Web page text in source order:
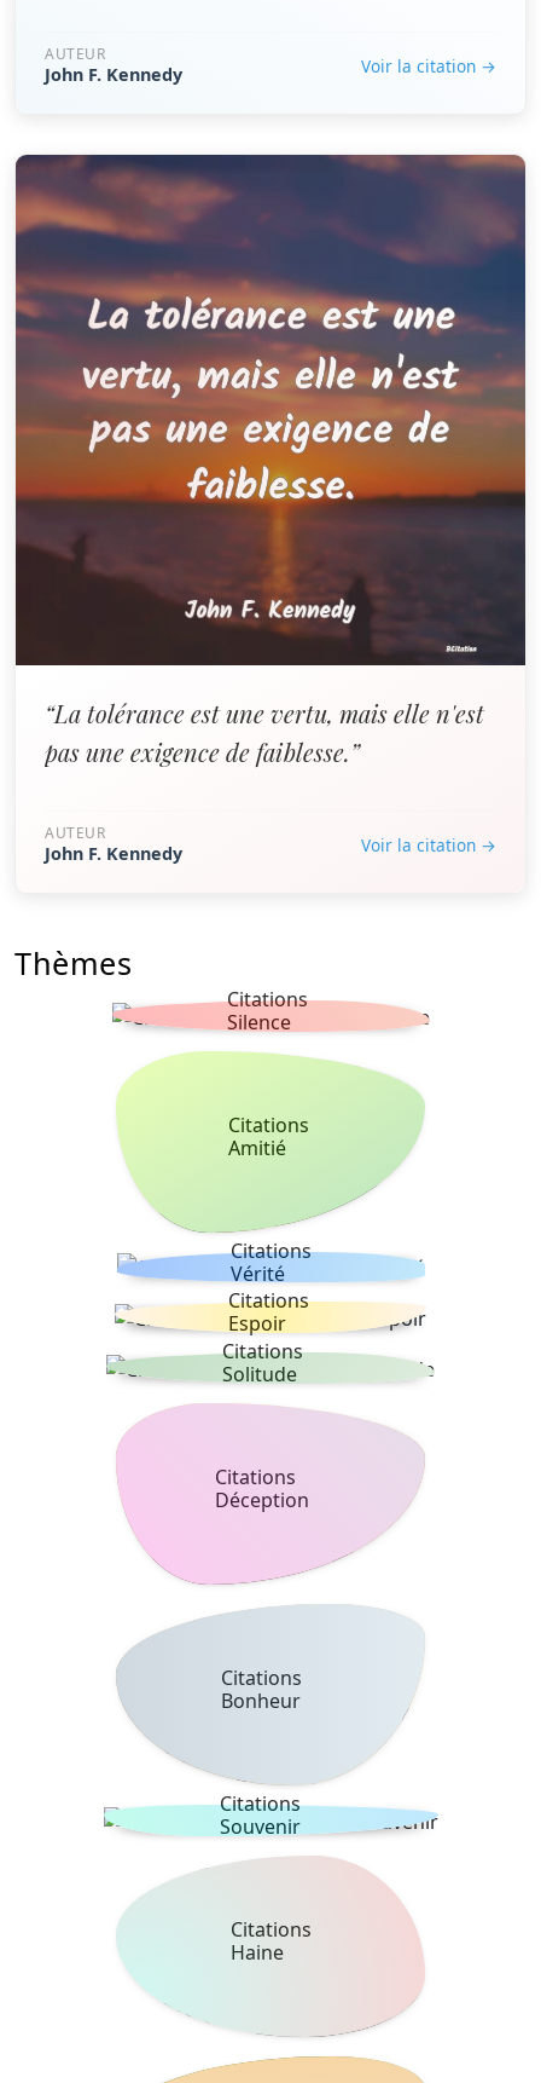
AUTEUR
John F. Kennedy Voir la citation →
“La tolérance est une vertu, mais elle n'est
pas une exigence de faiblesse.”
AUTEUR
John F. Kennedy Voir la citation →
Thèmes
Citations
Silence
Citations
Amitié
Citations
Vérité
Citations
Espoir
Citations
Solitude
Citations
Déception
Citations
Bonheur
Citations
Souvenir
Citations
Haine